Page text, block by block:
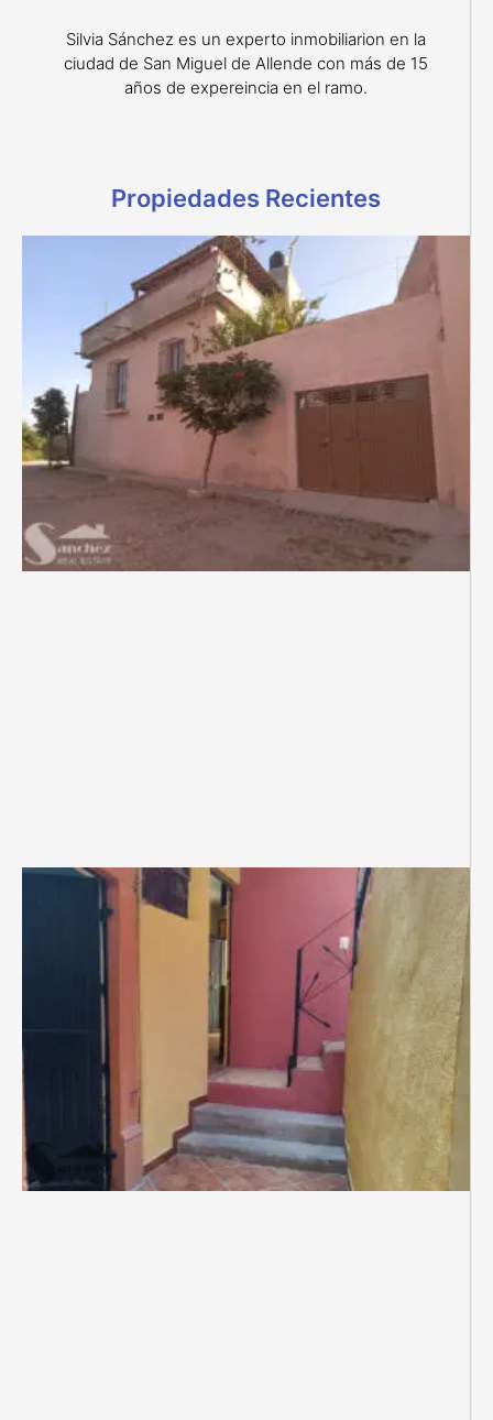
Silvia Sánchez es un experto inmobiliarion en la
ciudad de San Miguel de Allende con más de 15
años de expereincia en el ramo.
Propiedades Recientes